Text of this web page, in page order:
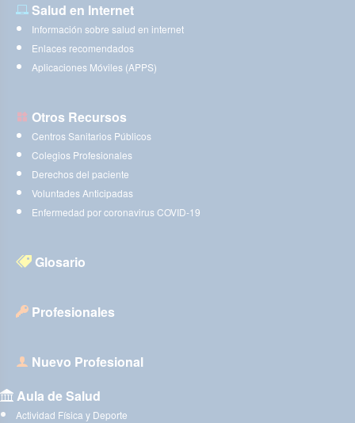
Salud en Internet
Información sobre salud en internet
Enlaces recomendados
Aplicaciones Móviles (APPS)
Otros Recursos
Centros Sanitarios Públicos
Colegios Profesionales
Derechos del paciente
Voluntades Anticipadas
Enfermedad por coronavirus COVID-19
Glosario
Profesionales
Nuevo Profesional
Aula de Salud
Actividad Física y Deporte